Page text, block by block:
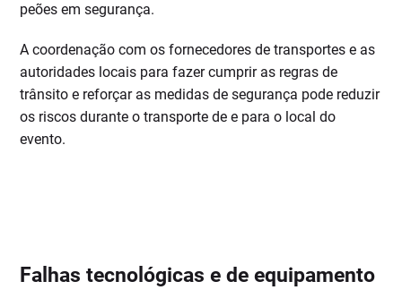
peões em segurança.
A coordenação com os fornecedores de transportes e as
autoridades locais para fazer cumprir as regras de
trânsito e reforçar as medidas de segurança pode reduzir
os riscos durante o transporte de e para o local do
evento.
Falhas tecnológicas e de equipamento